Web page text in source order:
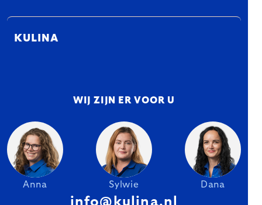
KULINA
WIJ ZIJN ER VOOR U
Anna Sylwie Dana
info@kulina.nl